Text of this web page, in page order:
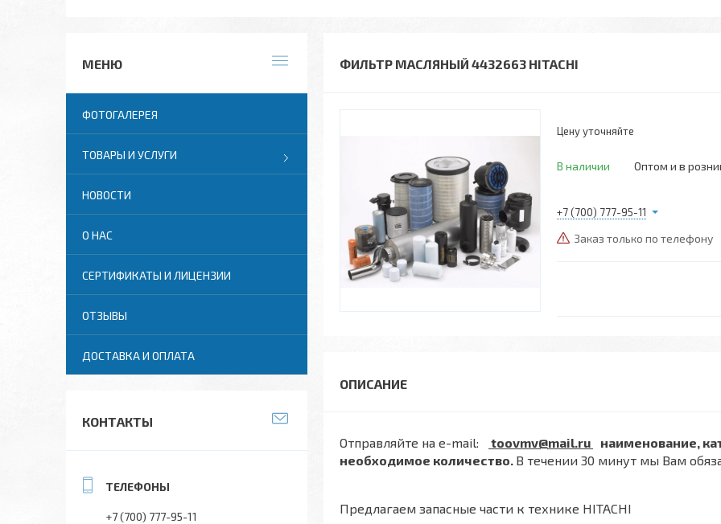
ФИЛЬТР МАСЛЯНЫЙ 4432663 HITACHI
Цену уточняйте
В наличии Оптом и в
+7 (700) 777-95-11
Заказ только по телефону
Отправляйте на e-mail: toovmv@mail.ru
наименование,
необходимое количество. В течении 30 минут мы Вам
Предлагаем запасные части к технике HITACHI
ФОТОГАЛЕРЕЯ
ТОВАРЫ И УСЛУГИ
НОВОСТИ
О НАС
СЕРТИФИКАТЫ И ЛИЦЕНЗИИ
ОТЗЫВЫ
ДОСТАВКА И ОПЛАТА
КОНТАКТЫ
+7 (700) 777-95-11